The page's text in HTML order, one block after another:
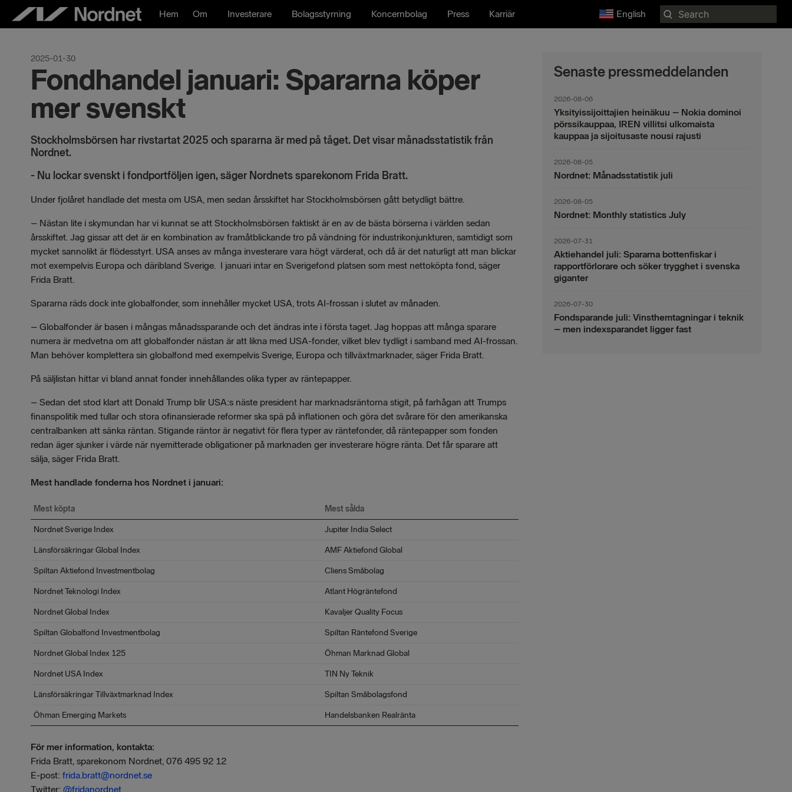
Hoppa
Hem Om Investerare Bolagsstyrning Koncernbolag Press Karriär English
Search
for:
2025-01-30
Fondhandel januari: Spararna köper
mer svenskt
Stockholmsbörsen har rivstartat 2025 och spararna är med på tåget. Det visar månadsstatistik från
Nordnet.
- Nu lockar svenskt i fondportföljen igen, säger Nordnets sparekonom Frida Bratt.
Under fjolåret handlade det mesta om USA, men sedan årsskiftet har Stockholmsbörsen gått betydligt bättre.
– Nästan lite i skymundan har vi kunnat se att Stockholmsbörsen faktiskt är en av de bästa börserna i världen sedan
årsskiftet. Jag gissar att det är en kombination av framåtblickande tro på vändning för industrikonjunkturen, samtidigt som
mycket sannolikt är flödesstyrt. USA anses av många investerare vara högt värderat, och då är det naturligt att man blickar
mot exempelvis Europa och däribland Sverige. I januari intar en Sverigefond platsen som mest nettoköpta fond, säger
Frida Bratt.
Spararna räds dock inte globalfonder, som innehåller mycket USA, trots AI-frossan i slutet av månaden.
– Globalfonder är basen i mångas månadssparande och det ändras inte i första taget. Jag hoppas att många sparare
numera är medvetna om att globalfonder nästan är att likna med USA-fonder, vilket blev tydligt i samband med AI-frossan.
Man behöver komplettera sin globalfond med exempelvis Sverige, Europa och tillväxtmarknader, säger Frida Bratt.
På säljlistan hittar vi bland annat fonder innehållandes olika typer av räntepapper.
– Sedan det stod klart att Donald Trump blir USA:s näste president har marknadsräntorna stigit, på farhågan att Trumps
finanspolitik med tullar och stora ofinansierade reformer ska spä på inflationen och göra det svårare för den amerikanska
centralbanken att sänka räntan. Stigande räntor är negativt för flera typer av räntefonder, då räntepapper som fonden
redan äger sjunker i värde när nyemitterade obligationer på marknaden ger investerare högre ränta. Det får sparare att
sälja, säger Frida Bratt.
Mest handlade fonderna hos Nordnet i januari:
Mest köpta Mest sålda
Nordnet Sverige Index Jupiter India Select
Länsförsäkringar Global Index AMF Aktiefond Global
Spiltan Aktiefond Investmentbolag Cliens Småbolag
Nordnet Teknologi Index Atlant Högräntefond
Nordnet Global Index Kavaljer Quality Focus
Spiltan Globalfond Investmentbolag Spiltan Räntefond Sverige
Nordnet Global Index 125 Öhman Marknad Global
Nordnet USA Index TIN Ny Teknik
Länsförsäkringar Tillväxtmarknad Index Spiltan Småbolagsfond
Öhman Emerging Markets Handelsbanken Realränta
För mer information, kontakta:
Frida Bratt, sparekonom Nordnet, 076 495 92 12
E-post: frida.bratt@nordnet.se
Twitter: @fridanordnet
Senaste pressmeddelanden
2026-08-06
Yksityissijoittajien heinäkuu – Nokia dominoi
pörssikauppaa, IREN villitsi ulkomaista
kauppaa ja sijoitusaste nousi rajusti
2026-08-05
Nordnet: Månadsstatistik juli
2026-08-05
Nordnet: Monthly statistics July
2026-07-31
Aktiehandel juli: Spararna bottenfiskar i
rapportförlorare och söker trygghet i svenska
giganter
2026-07-30
Fondsparande juli: Vinsthemtagningar i teknik
– men indexsparandet ligger fast